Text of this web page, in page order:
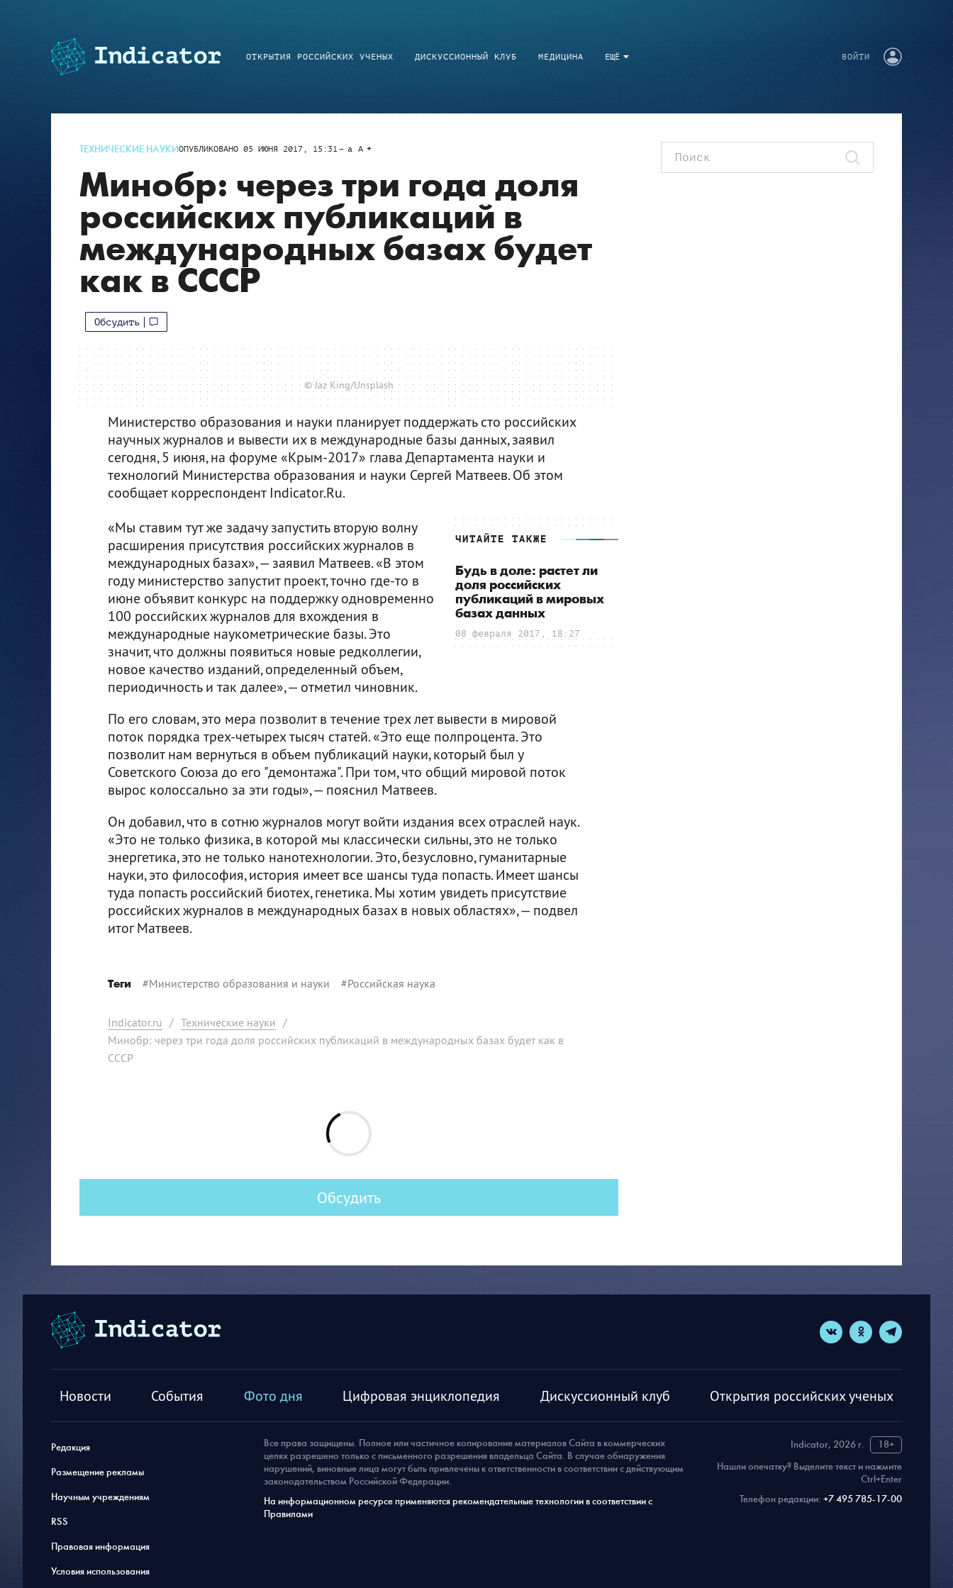
ЕЩЁ
ОТКРЫТИЯ РОССИЙСКИХ УЧЕНЫХ ДИСКУССИОННЫЙ КЛУБ МЕДИЦИНА ВОЙТИ
ТЕХНИЧЕСКИЕ НАУКИОПУБЛИКОВАНО 05 ИЮНЯ 2017, 15:31 a A
Минобр: через три года доля
российских публикаций в
международных базах будет
как в СССР
Обсудить
© Jaz King/Unsplash
Министерство образования и науки планирует поддержать сто российских
научных журналов и вывести их в международные базы данных, заявил
сегодня, 5 июня, на форуме «Крым-2017» глава Департамента науки и
технологий Министерства образования и науки Сергей Матвеев. Об этом
сообщает корреспондент Indicator.Ru.
ЧИТАЙТЕ ТАКЖЕ
Будь в доле: растет ли
доля российских
публикаций в мировых
базах данных
08 февраля 2017, 18:27
«Мы ставим тут же задачу запустить вторую волну
расширения присутствия российских журналов в
международных базах», — заявил Матвеев. «В этом
году министерство запустит проект, точно где-то в
июне объявит конкурс на поддержку одновременно
100 российских журналов для вхождения в
международные наукометрические базы. Это
значит, что должны появиться новые редколлегии,
новое качество изданий, определенный объем,
периодичность и так далее», — отметил чиновник.
По его словам, это мера позволит в течение трех лет вывести в мировой
поток порядка трех-четырех тысяч статей. «Это еще полпроцента. Это
позволит нам вернуться в объем публикаций науки, который был у
Советского Союза до его "демонтажа". При том, что общий мировой поток
вырос колоссально за эти годы», — пояснил Матвеев.
Он добавил, что в сотню журналов могут войти издания всех отраслей наук.
«Это не только физика, в которой мы классически сильны, это не только
энергетика, это не только нанотехнологии. Это, безусловно, гуманитарные
науки, это философия, история имеет все шансы туда попасть. Имеет шансы
туда попасть российский биотех, генетика. Мы хотим увидеть присутствие
российских журналов в международных базах в новых областях», — подвел
итог Матвеев.
Теги #Министерство образования и науки #Российская наука
Indicator.ru / Технические науки /
Минобр: через три года доля российских публикаций в международных базах будет как в
СССР
Обсудить
Новости События Фото дня Цифровая энциклопедия Дискуссионный клуб Открытия российских ученых
Редакция
Размещение рекламы
Научным учреждениям
RSS
Правовая информация
Условия использования
Indicator, 2026 г.
18+
Нашли опечатку? Выделите текст и нажмите
Ctrl+Enter
Телефон редакции: +7 495 785-17-00
Все права защищены. Полное или частичное копирование материалов Сайта в коммерческих
целях разрешено только с письменного разрешения владельца Сайта. В случае обнаружения
нарушений, виновные лица могут быть привлечены к ответственности в соответствии с действующим
законодательством Российской Федерации.
На информационном ресурсе применяются рекомендательные технологии в соответствии с
Правилами